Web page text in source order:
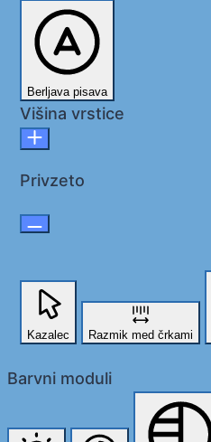
Berljava pisava
Višina vrstice
Privzeto
Kazalec Razmik med črkami
Barvni moduli